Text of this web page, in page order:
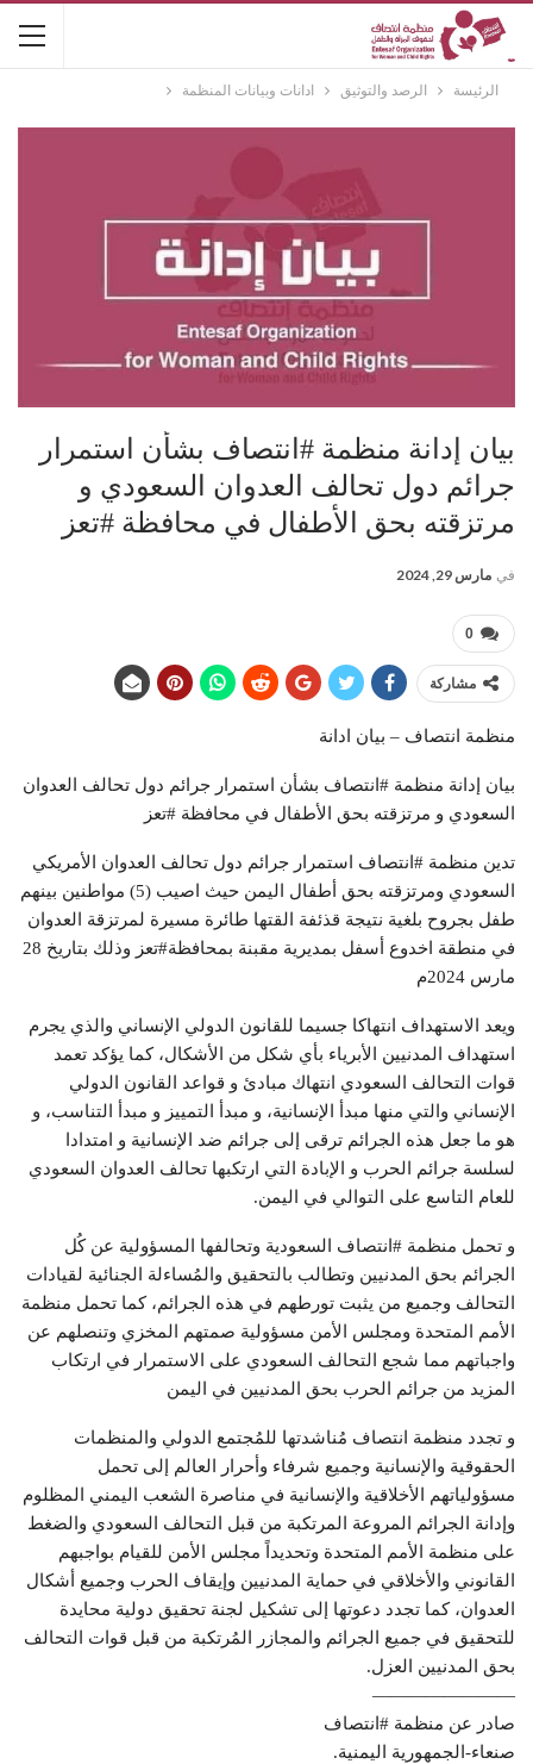
الرئيسة الرصد والتوثيق ادانات وبيانات المنظمة
بيان إدانة منظمة #انتصاف بشأن استمرار
جرائم دول تحالف العدوان السعودي و
مرتزقته بحق الأطفال في محافظة #تعز
في مارس 29, 2024
0
مشاركة
منظمة انتصاف – بيان ادانة
بيان إدانة منظمة #انتصاف بشأن استمرار جرائم دول تحالف العدوان
السعودي و مرتزقته بحق الأطفال في محافظة #تعز
تدين منظمة #انتصاف استمرار جرائم دول تحالف العدوان الأمريكي
السعودي ومرتزقته بحق أطفال اليمن حيث اصيب (5) مواطنين بينهم
طفل بجروح بلغية نتيجة قذئفة القتها طائرة مسيرة لمرتزقة العدوان
في منطقة اخدوع أسفل بمديرية مقبنة بمحافظة#تعز وذلك بتاريخ 28
مارس 2024م
ويعد الاستهداف انتهاكا جسيما للقانون الدولي الإنساني والذي يجرم
استهداف المدنيين الأبرياء بأي شكل من الأشكال، كما يؤكد تعمد
قوات التحالف السعودي انتهاك مبادئ و قواعد القانون الدولي
الإنساني والتي منها مبدأ الإنسانية، و مبدأ التمييز و مبدأ التناسب، و
هو ما جعل هذه الجرائم ترقى إلى جرائم ضد الإنسانية و امتدادا
لسلسة جرائم الحرب و الإبادة التي ارتكبها تحالف العدوان السعودي
للعام التاسع على التوالي في اليمن.
و تحمل منظمة #انتصاف السعودية وتحالفها المسؤولية عن كُل
الجرائم بحق المدنيين وتطالب بالتحقيق والمُساءلة الجنائية لقيادات
التحالف وجميع من يثبت تورطهم في هذه الجرائم، كما تحمل منظمة
الأمم المتحدة ومجلس الأمن مسؤولية صمتهم المخزي وتنصلهم عن
واجباتهم مما شجع التحالف السعودي على الاستمرار في ارتكاب
المزيد من جرائم الحرب بحق المدنيين في اليمن
و تجدد منظمة انتصاف مُناشدتها للمُجتمع الدولي والمنظمات
الحقوقية والإنسانية وجميع شرفاء وأحرار العالم إلى تحمل
مسؤولياتهم الأخلاقية والإنسانية في مناصرة الشعب اليمني المظلوم
وإدانة الجرائم المروعة المرتكبة من قبل التحالف السعودي والضغط
على منظمة الأمم المتحدة وتحديداً مجلس الأمن للقيام بواجبهم
القانوني والأخلاقي في حماية المدنيين وإيقاف الحرب وجميع أشكال
العدوان، كما تجدد دعوتها إلى تشكيل لجنة تحقيق دولية محايدة
للتحقيق في جميع الجرائم والمجازر المُرتكبة من قبل قوات التحالف
بحق المدنيين العزل.
————————
صادر عن منظمة #انتصاف
صنعاء-الجمهورية اليمنية.